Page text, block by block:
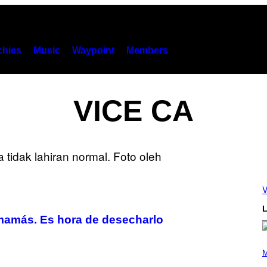
Music Waypoint Members
VICE CA
Es hora de desecharlo
H